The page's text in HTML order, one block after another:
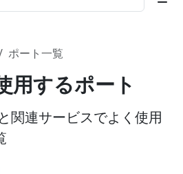
ポート一覧
用するポート
関連サービスでよく使用